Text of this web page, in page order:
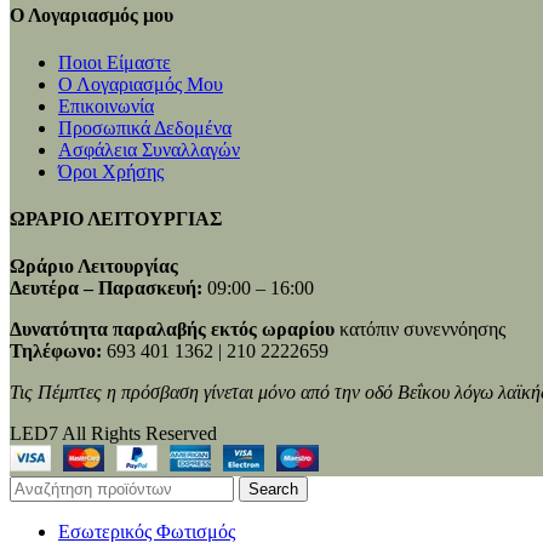
Ο Λογαριασμός μου
Ποιοι Είμαστε
Ο Λογαριασμός Μου
Επικοινωνία
Προσωπικά Δεδομένα
Ασφάλεια Συναλλαγών
Όροι Χρήσης
ΩΡΑΡΙΟ ΛΕΙΤΟΥΡΓΙΑΣ
Ωράριο Λειτουργίας
Δευτέρα – Παρασκευή: 09:00 – 16:00
Δυνατότητα παραλαβής εκτός ωραρίου κατόπιν συνεννόησης
Τηλέφωνο: 693 401 1362 | 210 2222659
Τις Πέμπτες η πρόσβαση γίνεται μόνο από την οδό Βεΐκου λόγω
LED7 All Rights Reserved
Search
Εσωτερικός Φωτισμός